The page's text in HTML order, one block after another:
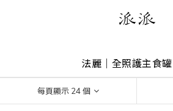
法麗｜全照護主食
每頁顯示 24 個